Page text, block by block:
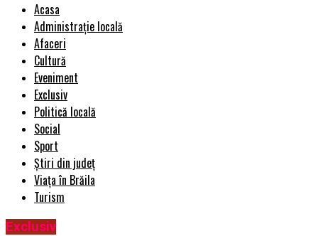
Acasa
Administrație locală
Afaceri
Cultură
Eveniment
Exclusiv
Politică locală
Social
Sport
Știri din județ
Viața în Brăila
Turism
Exclusiv